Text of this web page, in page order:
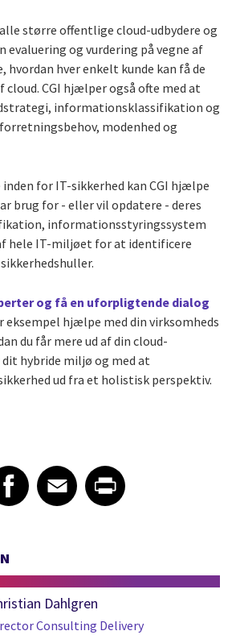
større offentlige cloud-udbydere og
evaluering og vurdering på vegne af
hvordan hver enkelt kunde kan få de
cloud. CGI hjælper også ofte med at
informationsklassifikation og
modenhed og
for IT-sikkerhed kan CGI hjælpe
brug for - eller vil opdatere - deres
informationsstyringssystem
hele IT-miljøet for at identificere
og få en uforpligtende dialog
eksempel hjælpe med din virksomheds
du får mere ud af din cloud-
hybride miljø og med at
ud fra et holistisk perspektiv.
article on Facebook
Facebook
Share article on Email
EmailShare article on Print
Dahlgren
Consulting Delivery